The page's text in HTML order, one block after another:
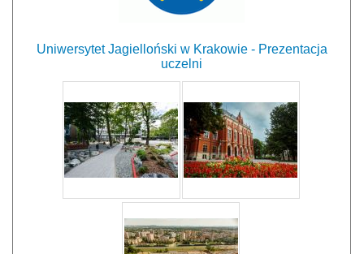
Uniwersytet Jagielloński w Krakowie - Prezentacja
uczelni